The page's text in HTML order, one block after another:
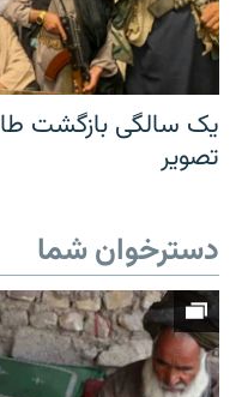
یک سالگی بازگشت
تصویر
دسترخوان شما